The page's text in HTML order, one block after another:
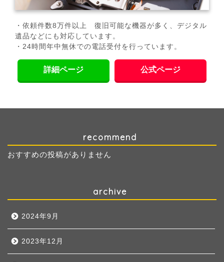
・依頼件数8万件以上 復旧可能な機器が多く、デジタル
遺品などにも対応しています。
・24時間年中無休での電話受付を行っています。
詳細ページ 公式ページ
recommend
おすすめの投稿がありません
archive
2024年9月
2023年12月